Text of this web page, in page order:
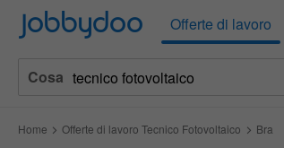
Jobbydoo Offerte di lavoro
Cosa
Home Offerte di lavoro Tecnico Fotovoltaico Bra